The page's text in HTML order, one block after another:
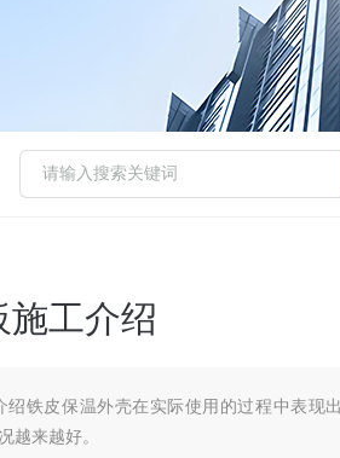
施工介绍
绍铁皮保温外壳在实际使用的过程中表现
越来越好。